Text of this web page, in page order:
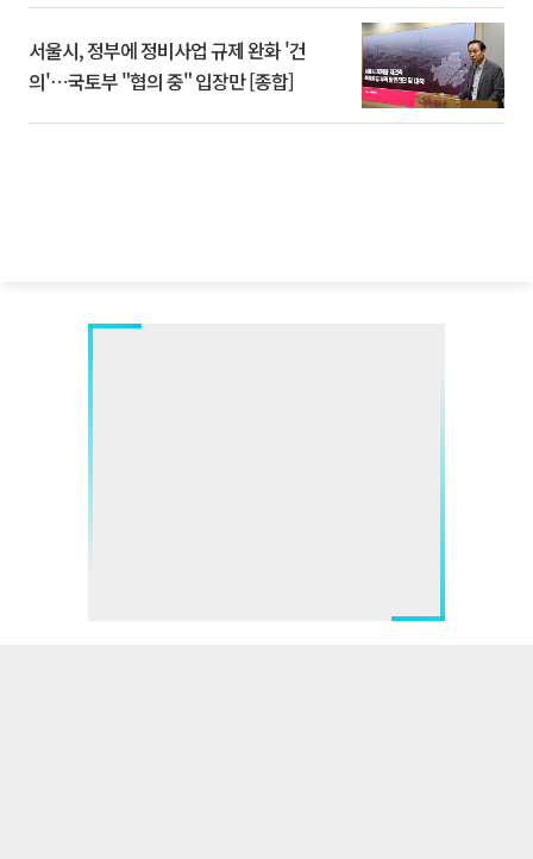
서울시, 정부에 정비사업 규제 완화 '건
의'⋯국토부 "협의 중" 입장만 [종합]